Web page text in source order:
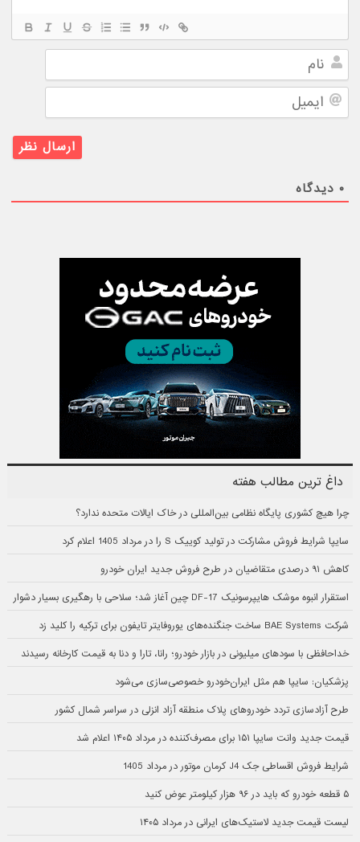
ایمیل
۰ دیدگاه
داغ ترین مطالب هفته
چرا هیچ کشوری پایگاه نظامی بین‌المللی در خاک ایالات متحده ندارد؟
سایپا شرایط فروش مشارکت در تولید کوییک S را در مرداد 1405 اعلام کرد
کاهش ۹۱ درصدی متقاضیان در طرح فروش جدید ایران خودرو
استقرار انبوه موشک هایپرسونیک DF-17 چین آغاز شد؛ سلاحی با رهگیری بسیار دشوار
شرکت BAE Systems ساخت جنگنده‌های یوروفایتر تایفون برای ترکیه را کلید زد
خداحافظی با سودهای میلیونی در بازار خودرو؛ رانا، تارا و دنا به قیمت کارخانه رسیدند
پزشکیان: سایپا هم مثل ایران‌خودرو خصوصی‌سازی می‌شود
طرح آزادسازی تردد خودروهای پلاک منطقه آزاد انزلی در سراسر شمال کشور
قیمت جدید وانت سایپا ۱۵۱ برای مصرف‌کننده در مرداد ۱۴۰۵ اعلام شد
شرایط فروش اقساطی جک J4 کرمان موتور در مرداد 1405
۵ قطعه خودرو که باید در ۹۶ هزار کیلومتر عوض کنید
لیست قیمت جدید لاستیک‌های ایرانی در مرداد ۱۴۰۵